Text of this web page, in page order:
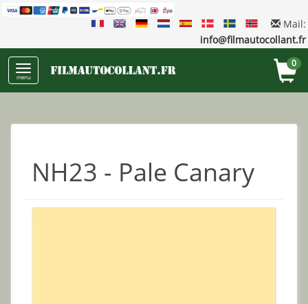
Mail:
info@filmautocollant.fr
menu
0
NH23 - Pale Canary